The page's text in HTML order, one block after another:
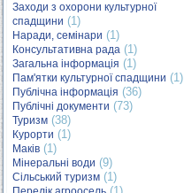
Заходи з охорони культурної
спадщини (1)
Наради, семінари (1)
Консультативна рада (1)
Загальна інформація (1)
Пам'ятки культурної спадщини (1)
Публічна інформація (36)
Публічні документи (73)
Туризм (38)
Курорти (1)
Маків (1)
Мінеральні води (9)
Сільський туризм (1)